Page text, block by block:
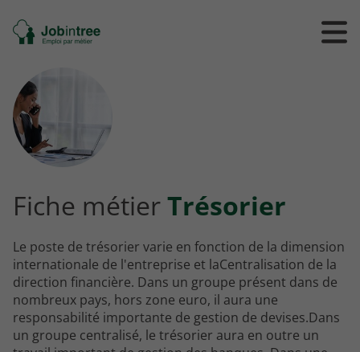
Se
rendre
l'accueil
Ouvrir
/
Fiche métierTrésorier
Le poste de trésorier varie en fonction de la dimension
internationale de l'entreprise et laCentralisation de la
direction financière. Dans un groupe présent dans de
nombreux pays, hors zone euro, il aura une
responsabilité importante de gestion de devises.Dans
un groupe centralisé, le trésorier aura en outre un